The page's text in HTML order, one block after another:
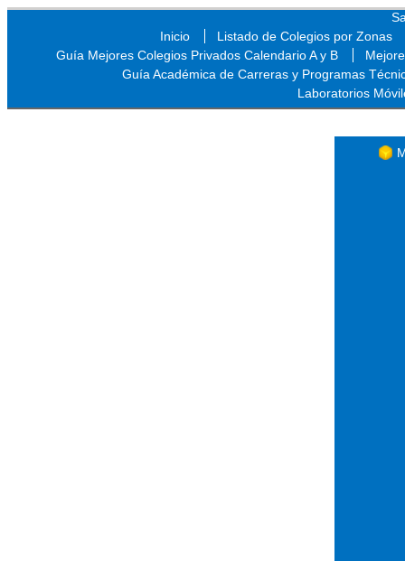
Inicio
Listado de Colegios por Zonas
Guía Mejores Colegios Privados Calendario A y B
Guía Académica de Carreras y Programas
Laboratorios